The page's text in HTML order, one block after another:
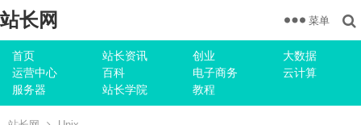
站长网
首页 站长资讯 创业
大数据
运营中心
百科 电子商务
云计算
服务器
站长学院 教程
菜单